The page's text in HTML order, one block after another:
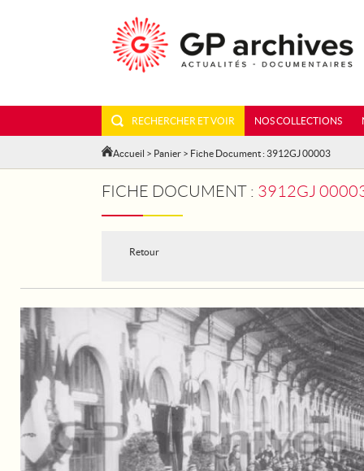
RECHERCHER ET VOIR NOS COLLECTIONS
Accueil > Panier > Fiche Document : 3912GJ 00003
FICHE DOCUMENT : 3912GJ 00003 -
Retour